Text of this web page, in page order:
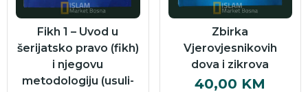
Fikh 1 – Uvod u
šerijatsko pravo (fikh)
i njegovu
metodologiju (usuli-
Zbirka
Vjerovjesnikovih
dova i zikrova
40,00 KM